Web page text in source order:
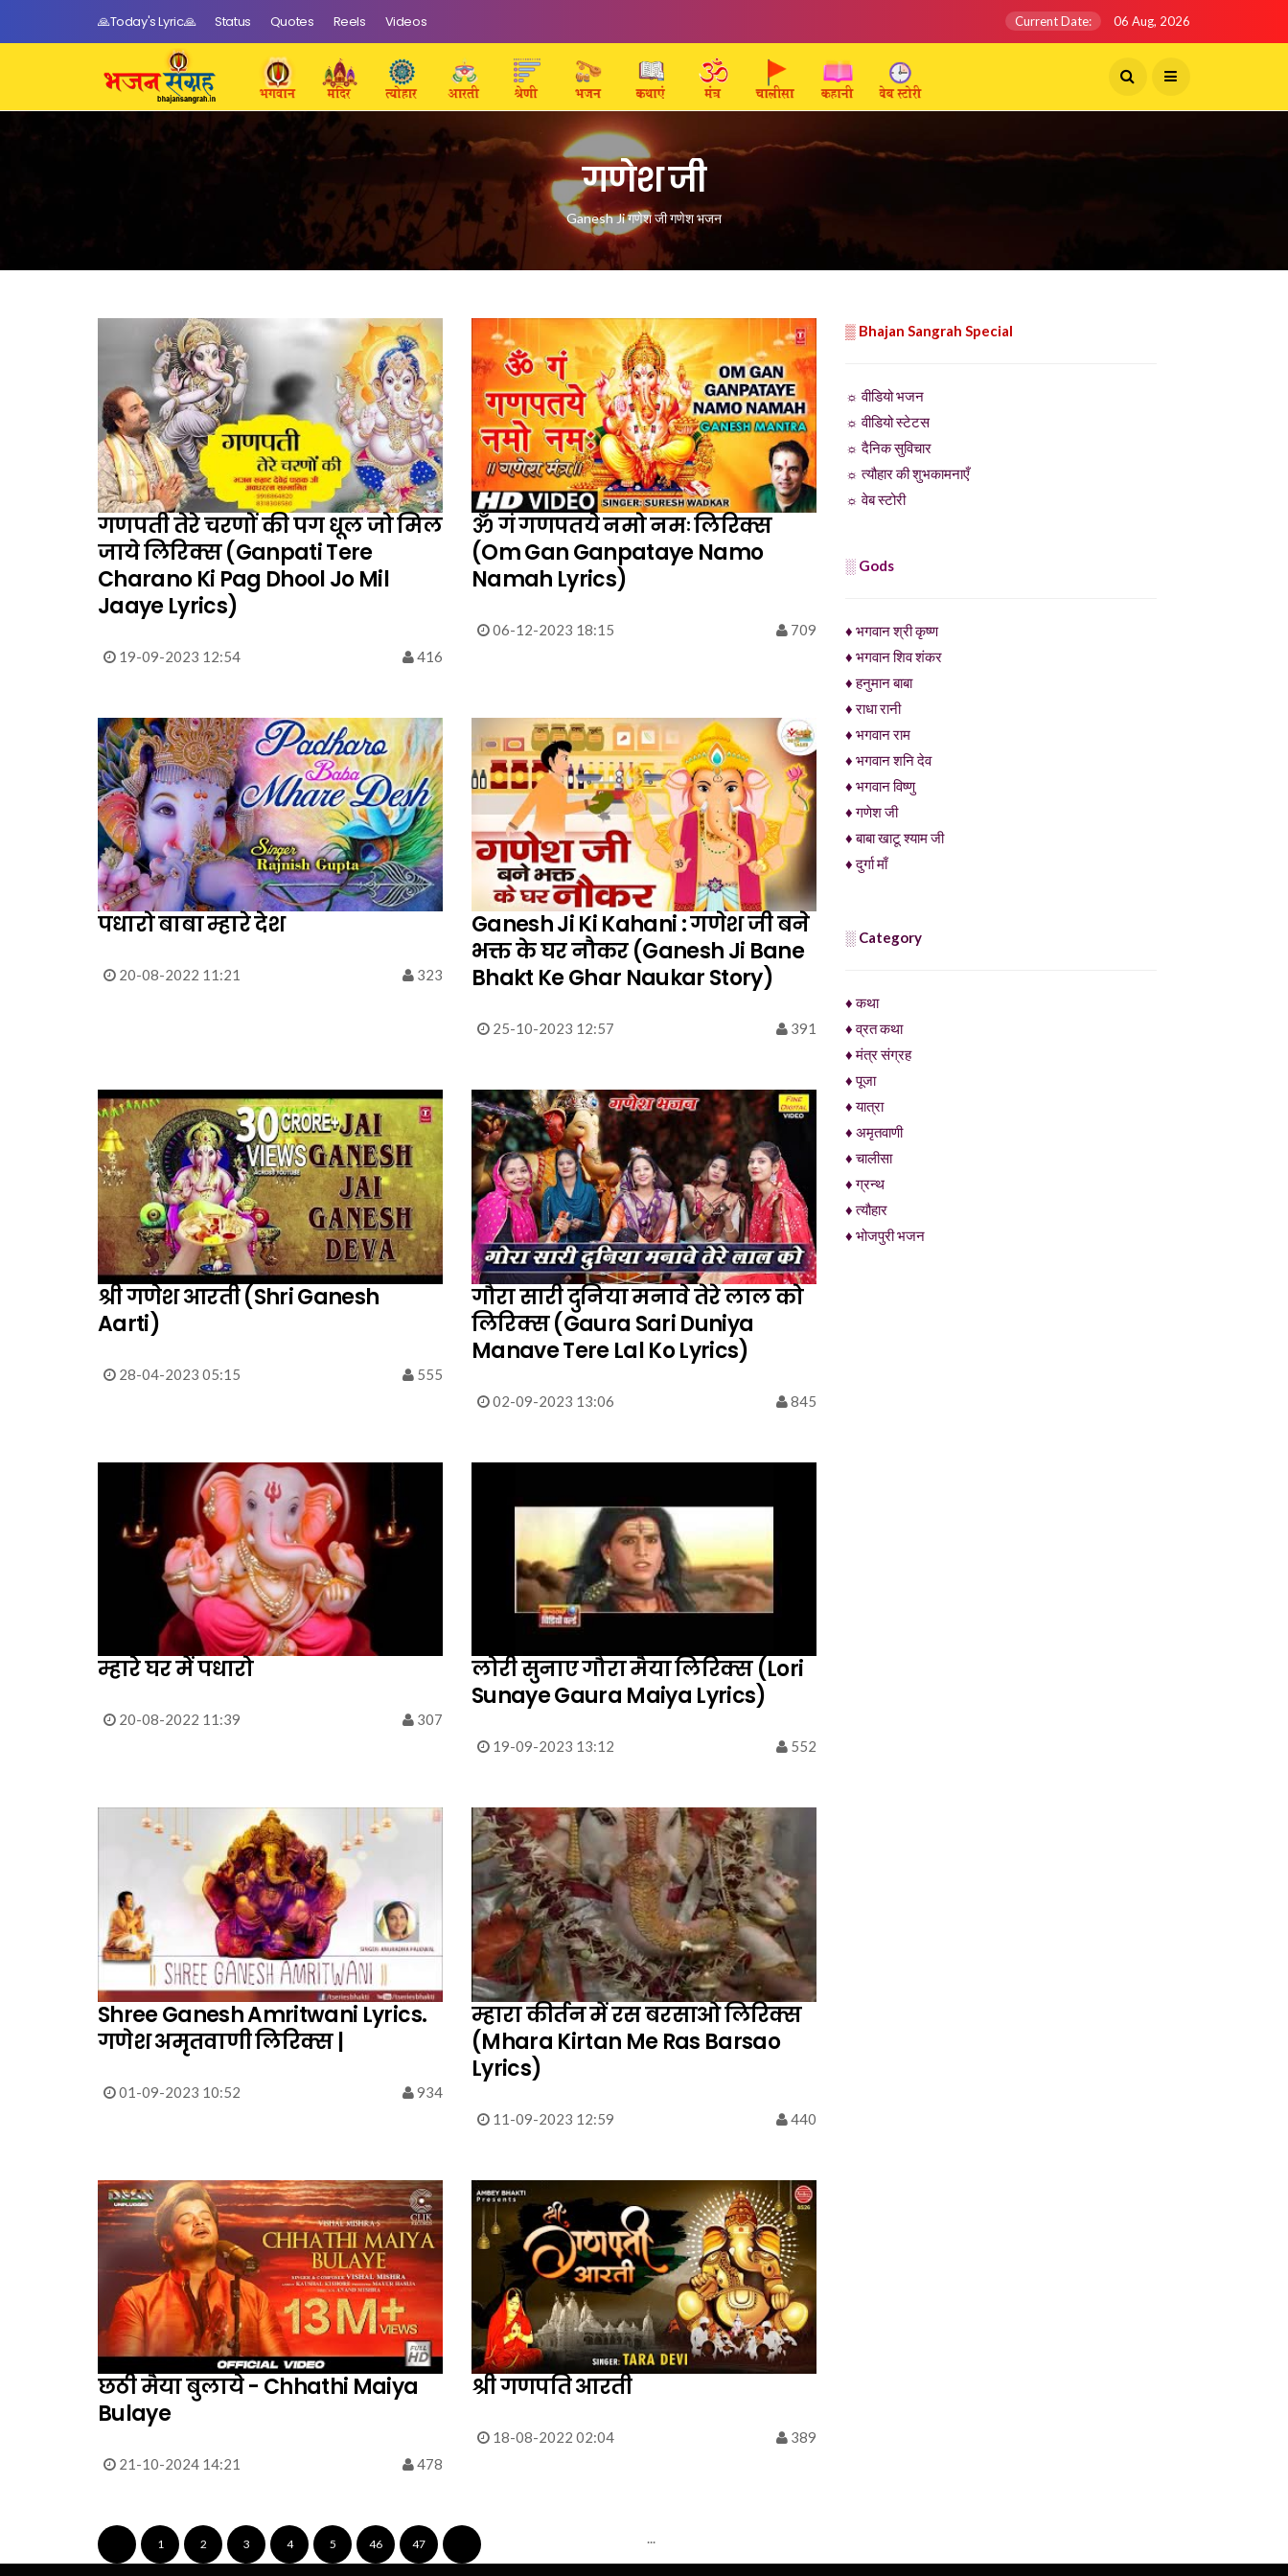
🙏Today's Lyric🙏 Status Quotes Reels Videos Current Date: 06 Aug, 2026
गणेश जी
Ganesh Ji गणेश जी गणेश भजन
गणपती तेरे चरणों की पग धूल जो मिल
जाये लिरिक्स (Ganpati Tere
Charano Ki Pag Dhool Jo Mil
Jaaye Lyrics)
416
19-09-2023 12:54
ॐ गं गणपतये नमो नमः लिरिक्स
(Om Gan Ganpataye Namo
Namah Lyrics)
709
06-12-2023 18:15
पधारो बाबा म्हारे देश
323
20-08-2022 11:21
Ganesh Ji Ki Kahani : गणेश जी बने
भक्त के घर नौकर (Ganesh Ji Bane
Bhakt Ke Ghar Naukar Story)
391
25-10-2023 12:57
श्री गणेश आरती (Shri Ganesh
Aarti)
555
28-04-2023 05:15
गौरा सारी दुनिया मनावे तेरे लाल को
लिरिक्स (Gaura Sari Duniya
Manave Tere Lal Ko Lyrics)
845
02-09-2023 13:06
म्हारे घर में पधारो
307
20-08-2022 11:39
लोरी सुनाए गौरा मैया लिरिक्स (Lori
Sunaye Gaura Maiya Lyrics)
552
19-09-2023 13:12
Shree Ganesh Amritwani Lyrics.
गणेश अमृतवाणी लिरिक्स |
934
01-09-2023 10:52
म्हारा कीर्तन में रस बरसाओ लिरिक्स
(Mhara Kirtan Me Ras Barsao
Lyrics)
440
11-09-2023 12:59
छठी मैया बुलाये - Chhathi Maiya
Bulaye
478
21-10-2024 14:21
श्री गणपति आरती
389
18-08-2022 02:04
1 2 3 4 5 ...
46 47
▒ Bhajan Sangrah Special
☼ वीडियो भजन
☼ वीडियो स्टेटस
☼ दैनिक सुविचार
☼ त्यौहार की शुभकामनाएँ
☼ वेब स्टोरी
░ Gods
♦ भगवान श्री कृष्ण
♦ भगवान शिव शंकर
♦ हनुमान बाबा
♦ राधा रानी
♦ भगवान राम
♦ भगवान शनि देव
♦ भगवान विष्णु
♦ गणेश जी
♦ बाबा खाटू श्याम जी
♦ दुर्गा माँ
░ Category
♦ कथा
♦ व्रत कथा
♦ मंत्र संग्रह
♦ पूजा
♦ यात्रा
♦ अमृतवाणी
♦ चालीसा
♦ ग्रन्थ
♦ त्यौहार
♦ भोजपुरी भजन